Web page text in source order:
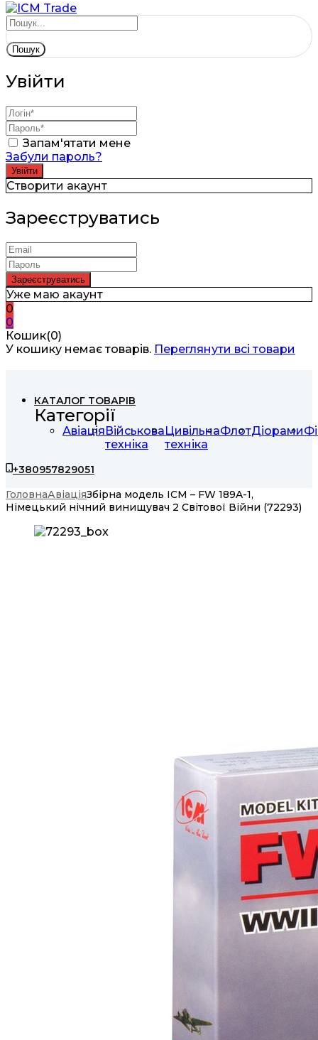
Пошук
Увійти
Запам'ятати мене
Забули пароль?
Створити акаунт
Зареєструватись
Уже маю акаунт
0
0
Кошик(0)
У кошику немає товарів. Переглянути всі товари
КАТАЛОГ ТОВАРІВ
Категорії
АвіаціяВійськова
техніка
Цивільна
техніка
ФлотДіорами
+380957829051
ГоловнаАвіаціяЗбірна модель ICM – FW 189A-1,
Німецький нічний винищувач 2 Світової Війни (72293)